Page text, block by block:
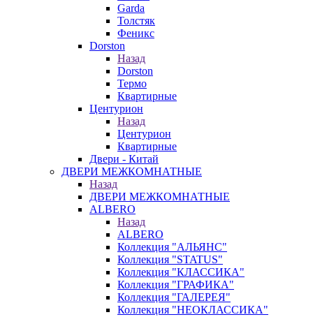
Garda
Толстяк
Феникс
Dorston
Назад
Dorston
Термо
Квартирные
Центурион
Назад
Центурион
Квартирные
Двери - Китай
ДВЕРИ МЕЖКОМНАТНЫЕ
Назад
ДВЕРИ МЕЖКОМНАТНЫЕ
ALBERO
Назад
ALBERO
Коллекция "АЛЬЯНС"
Коллекция "STATUS"
Коллекция "КЛАССИКА"
Коллекция "ГРАФИКА"
Коллекция "ГАЛЕРЕЯ"
Коллекция "НЕОКЛАССИКА"